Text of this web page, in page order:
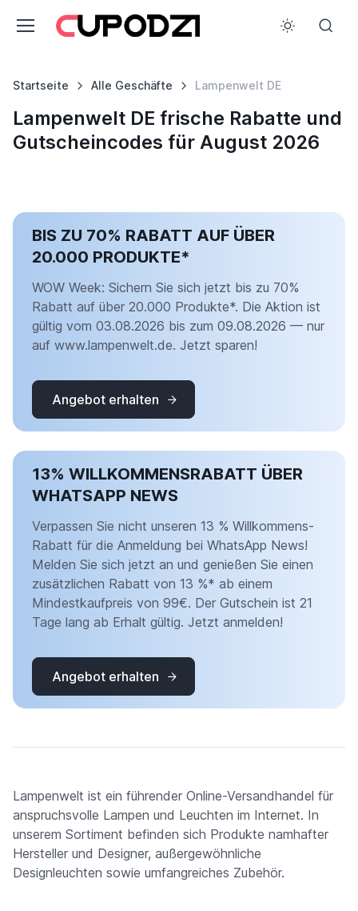
Startseite Alle Geschäfte Lampenwelt DE
Lampenwelt DE frische Rabatte und
Gutscheincodes für August 2026
BIS ZU 70% RABATT AUF ÜBER
20.000 PRODUKTE*
WOW Week: Sichern Sie sich jetzt bis zu 70%
Rabatt auf über 20.000 Produkte*. Die Aktion ist
gültig vom 03.08.2026 bis zum 09.08.2026 — nur
auf www.lampenwelt.de. Jetzt sparen!
Angebot erhalten
13% WILLKOMMENSRABATT ÜBER
WHATSAPP NEWS
Verpassen Sie nicht unseren 13 % Willkommens-
Rabatt für die Anmeldung bei WhatsApp News!
Melden Sie sich jetzt an und genießen Sie einen
zusätzlichen Rabatt von 13 %* ab einem
Mindestkaufpreis von 99€. Der Gutschein ist 21
Tage lang ab Erhalt gültig. Jetzt anmelden!
Angebot erhalten
Lampenwelt ist ein führender Online-Versandhandel für
anspruchsvolle Lampen und Leuchten im Internet. In
unserem Sortiment befinden sich Produkte namhafter
Hersteller und Designer, außergewöhnliche
Designleuchten sowie umfangreiches Zubehör.